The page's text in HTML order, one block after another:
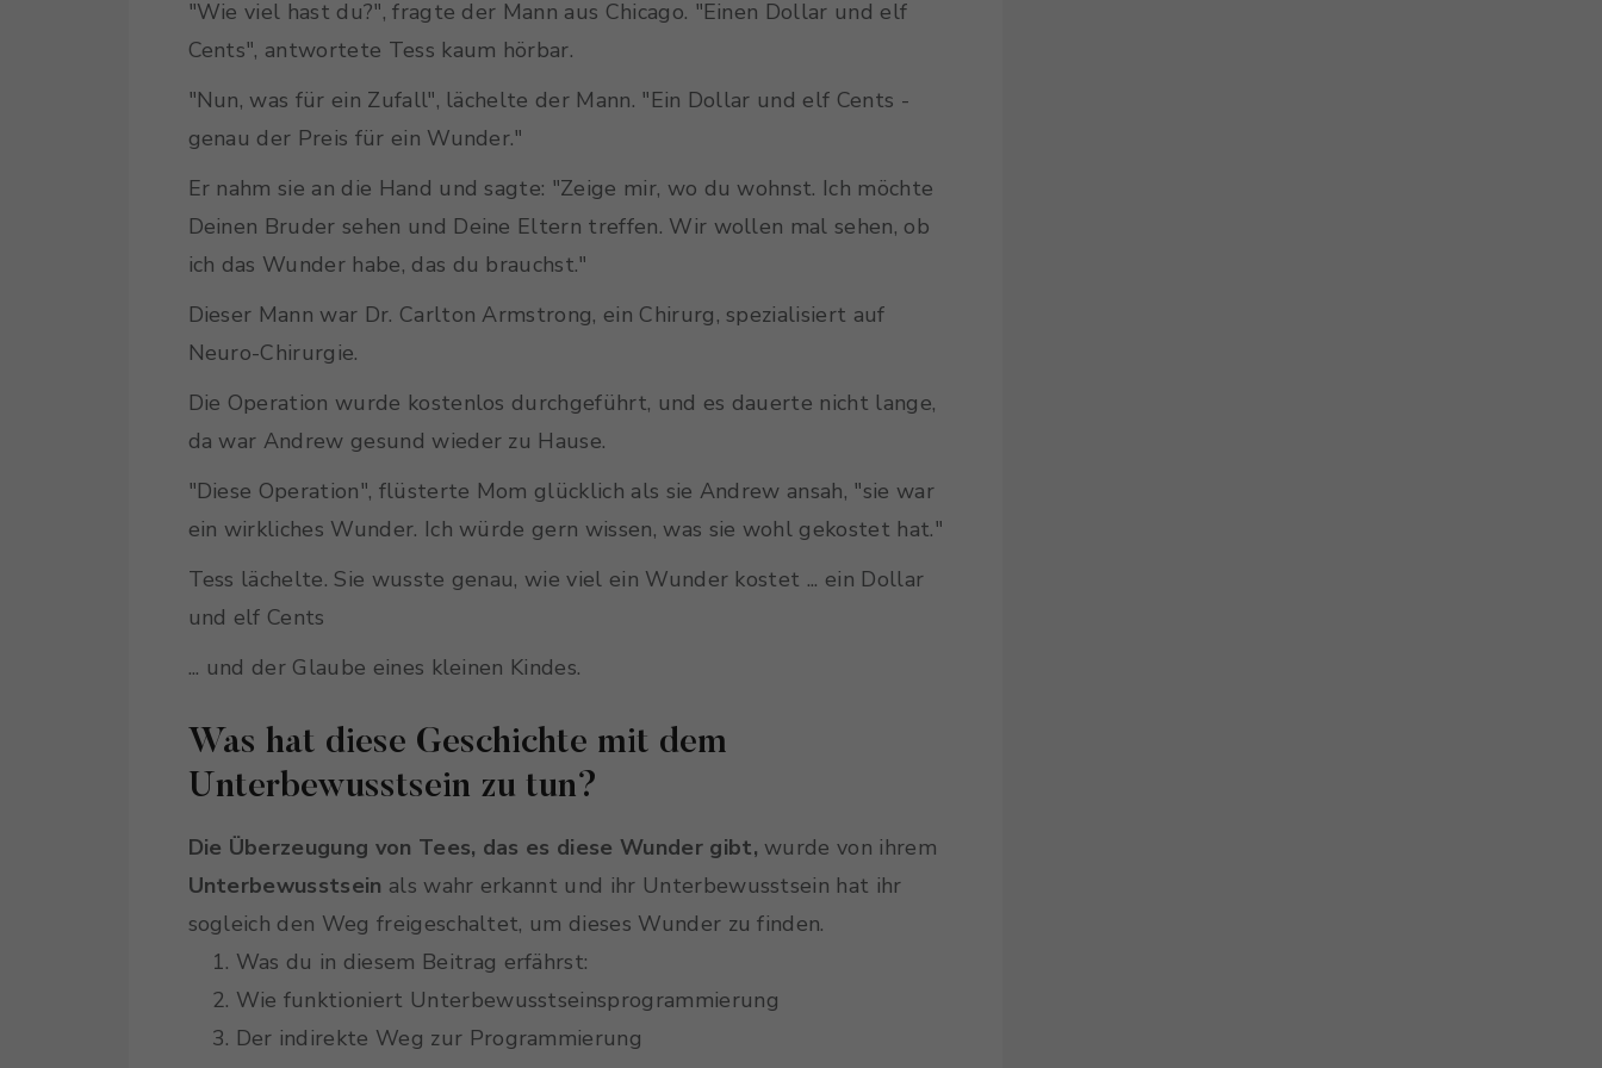
"Wie viel hast du?", fragte der Mann aus Chicago. "Einen Dollar und elf
Cents", antwortete Tess kaum hörbar.
"Nun, was für ein Zufall", lächelte der Mann. "Ein Dollar und elf Cents -
genau der Preis für ein Wunder."
Er nahm sie an die Hand und sagte: "Zeige mir, wo du wohnst. Ich möchte
Deinen Bruder sehen und Deine Eltern treffen. Wir wollen mal sehen, ob
ich das Wunder habe, das du brauchst."
Dieser Mann war Dr. Carlton Armstrong, ein Chirurg, spezialisiert auf
Neuro-Chirurgie.
Die Operation wurde kostenlos durchgeführt, und es dauerte nicht lange,
da war Andrew gesund wieder zu Hause.
"Diese Operation", flüsterte Mom glücklich als sie Andrew ansah, "sie war
ein wirkliches Wunder. Ich würde gern wissen, was sie wohl gekostet hat."
Tess lächelte. Sie wusste genau, wie viel ein Wunder kostet ... ein Dollar
und elf Cents
... und der Glaube eines kleinen Kindes.
Was hat diese Geschichte mit dem
Unterbewusstsein zu tun?
Die Überzeugung von Tees, das es diese Wunder gibt, wurde von ihrem
Unterbewusstsein als wahr erkannt und ihr Unterbewusstsein hat ihr
sogleich den Weg freigeschaltet, um dieses Wunder zu finden.
Was du in diesem Beitrag erfährst:
Wie funktioniert Unterbewusstseinsprogrammierung
Der indirekte Weg zur Programmierung